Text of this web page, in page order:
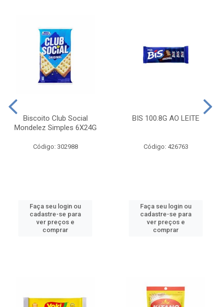
Biscoito Club Social
Mondelez Simples 6X24G
Código: 302988
Faça seu login ou
cadastre-se para
ver preços e
comprar
BIS 100.8G AO LEITE
Código: 426763
Faça seu login ou
cadastre-se para
ver preços e
comprar